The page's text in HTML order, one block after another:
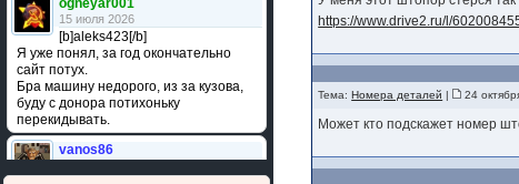
ogneyar001
15 июля 2026
[b]aleks423[/b]
Я уже понял, за год окончательно
сайт потух.
Бра машину недорого, из за кузова,
буду с донора потихоньку
перекидывать.
vanos86
https://www.drive2.ru/l/
Тема:Номера деталей | 24
Может кто подскажет номер